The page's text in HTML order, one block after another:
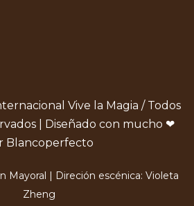
Vive la Magia / Todos
| Diseñado con mucho ❤
Blancoperfecto
Mayoral | Direción escénica: Violeta
Zheng